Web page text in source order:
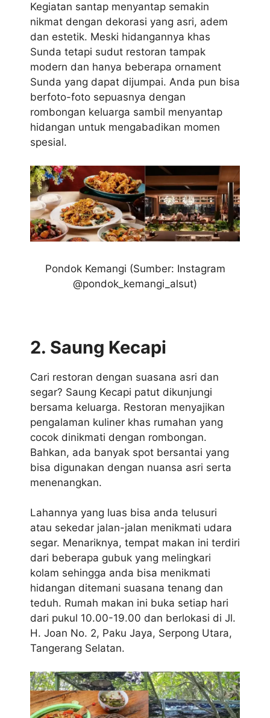
Kegiatan santap menyantap semakin
nikmat dengan dekorasi yang asri, adem
dan estetik. Meski hidangannya khas
Sunda tetapi sudut restoran tampak
modern dan hanya beberapa ornament
Sunda yang dapat dijumpai. Anda pun bisa
berfoto-foto sepuasnya dengan
rombongan keluarga sambil menyantap
hidangan untuk mengabadikan momen
spesial.
Pondok Kemangi (Sumber: Instagram
@pondok_kemangi_alsut)
2. Saung Kecapi
Cari restoran dengan suasana asri dan
segar? Saung Kecapi patut dikunjungi
bersama keluarga. Restoran menyajikan
pengalaman kuliner khas rumahan yang
cocok dinikmati dengan rombongan.
Bahkan, ada banyak spot bersantai yang
bisa digunakan dengan nuansa asri serta
menenangkan.
Lahannya yang luas bisa anda telusuri
atau sekedar jalan-jalan menikmati udara
segar. Menariknya, tempat makan ini terdiri
dari beberapa gubuk yang melingkari
kolam sehingga anda bisa menikmati
hidangan ditemani suasana tenang dan
teduh. Rumah makan ini buka setiap hari
dari pukul 10.00-19.00 dan berlokasi di Jl.
H. Joan No. 2, Paku Jaya, Serpong Utara,
Tangerang Selatan.